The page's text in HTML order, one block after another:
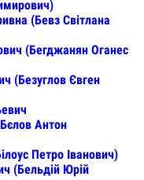
(Бевз Світлана
(Бегджанян Оганес
(Безуглов Євген
Антон
Петро Іванович)
(Бельдій Юрій